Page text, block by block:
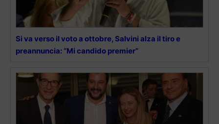
Si va verso il voto a ottobre, Salvini alza il tiro e
preannuncia: “Mi candido premier”